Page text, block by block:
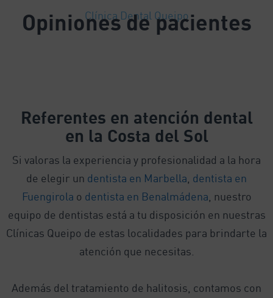
Clínica Dental Queipo
Opiniones de pacientes
Referentes en atención dental
en la Costa del Sol
Si valoras la experiencia y profesionalidad a la hora
de elegir un dentista en Marbella dentista en
Fuengirola o dentista en Benalmádena , nuestro
equipo de dentistas está a tu disposición en nuestras
Clínicas Queipo de estas localidades para brindarte la
atención que necesitas.
Además del tratamiento de halitosis, contamos con